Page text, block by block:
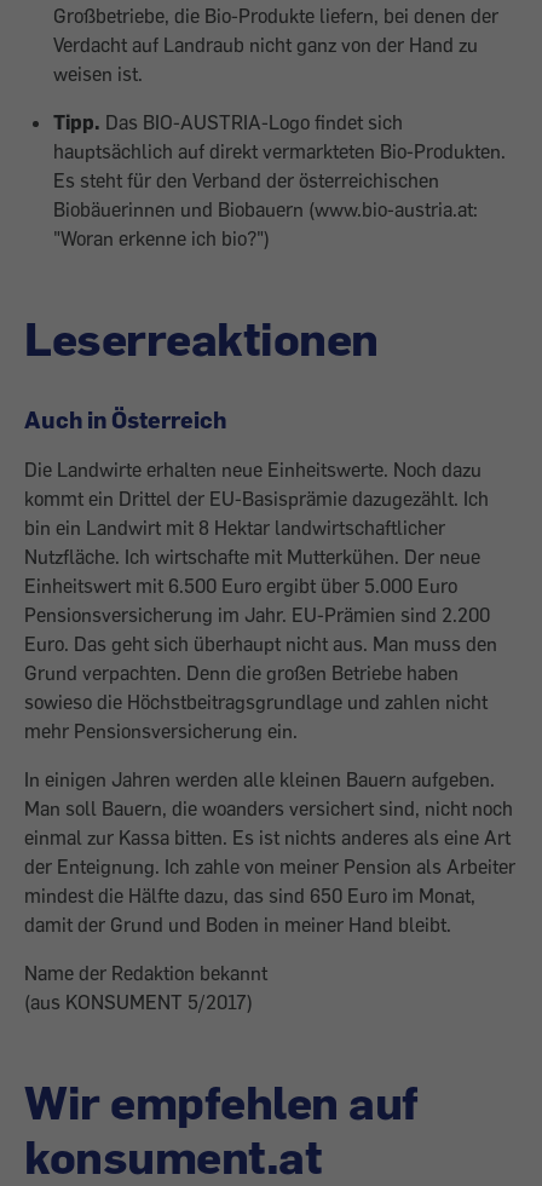
Großbetriebe, die Bio-Produkte liefern, bei denen der
Verdacht auf Landraub nicht ganz von der Hand zu
weisen ist.
Tipp. Das BIO-AUSTRIA-Logo findet sich
hauptsächlich auf direkt vermarkteten Bio-Produkten.
Es steht für den Verband der österreichischen
Biobäuerinnen und Biobauern (www.bio-austria.at:
"Woran erkenne ich bio?")
Leserreaktionen
Auch in Österreich
Die Landwirte erhalten neue Einheitswerte. Noch dazu
kommt ein Drittel der EU-Basisprämie dazugezählt. Ich
bin ein Landwirt mit 8 Hektar landwirtschaftlicher
Nutzfläche. Ich wirtschafte mit Mutterkühen. Der neue
Einheitswert mit 6.500 Euro ergibt über 5.000 Euro
Pensionsversicherung im Jahr. EU-Prämien sind 2.200
Euro. Das geht sich überhaupt nicht aus. Man muss den
Grund verpachten. Denn die großen Betriebe haben
sowieso die Höchstbeitragsgrundlage und zahlen nicht
mehr Pensionsversicherung ein.
In einigen Jahren werden alle kleinen Bauern aufgeben.
Man soll Bauern, die woanders versichert sind, nicht noch
einmal zur Kassa bitten. Es ist nichts anderes als eine Art
der Enteignung. Ich zahle von meiner Pension als Arbeiter
mindest die Hälfte dazu, das sind 650 Euro im Monat,
damit der Grund und Boden in meiner Hand bleibt.
Name der Redaktion bekannt
(aus KONSUMENT 5/2017)
Wir empfehlen auf
konsument.at